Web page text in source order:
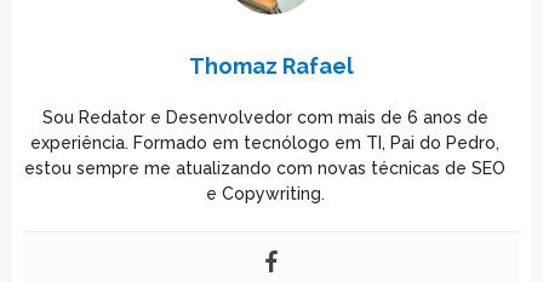
Thomaz Rafael
Sou Redator e Desenvolvedor com mais de 6 anos de
experiência. Formado em tecnólogo em TI, Pai do Pedro,
estou sempre me atualizando com novas técnicas de SEO
e Copywriting.